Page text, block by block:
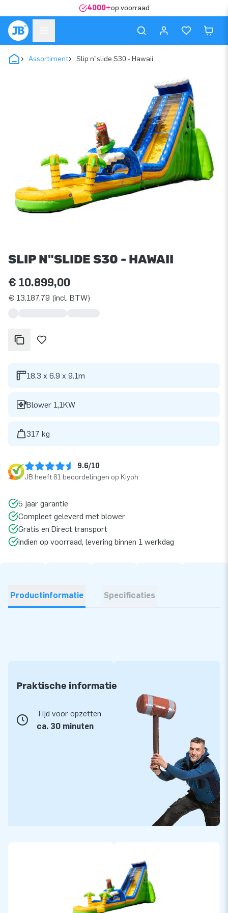
4000+op voorraad
Assortiment Slip n"slide S30 - Hawaii
SLIP N"SLIDE S30 - HAWAII
€ 10.899,00
€ 13.187,79 (incl. BTW)
18.3 x 6.9 x 9.1m
Blower 1,1KW
317 kg
9.6/10
JB heeft 61 beoordelingen op Kiyoh
5 jaar garantie
Compleet geleverd met blower
Gratis en Direct transport
Indien op voorraad, levering binnen 1 werkdag
Productinformatie Specificaties
Praktische informatie
Tijd voor opzetten
ca. 30 minuten